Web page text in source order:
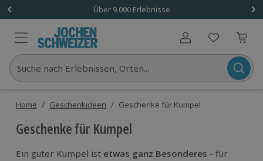
Über 9.000 Erlebnisse
Benutzerkonto
Suche nach Erlebnissen, Orten...
Home / Geschenkideen / Geschenke für Kumpel
Geschenke für Kumpel
Ein guter Kumpel ist etwas ganz Besonderes - für